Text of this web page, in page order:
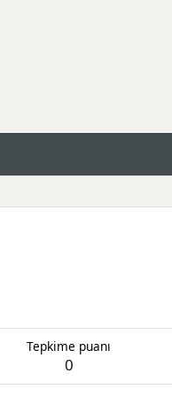
Tepkime puanı
0